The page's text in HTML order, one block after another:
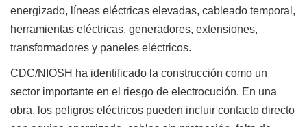
energizado, líneas eléctricas elevadas, cableado temporal,
herramientas eléctricas, generadores, extensiones,
transformadores y paneles eléctricos.
CDC/NIOSH ha identificado la construcción como un
sector importante en el riesgo de electrocución. En una
obra, los peligros eléctricos pueden incluir contacto directo